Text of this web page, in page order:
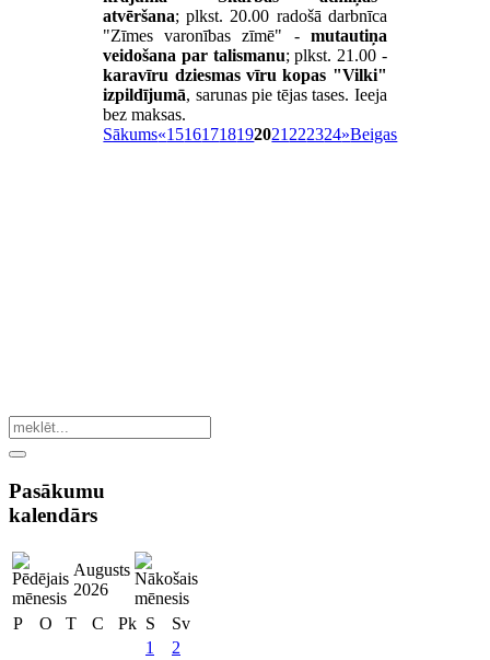
atvēršana; plkst. 20.00 radošā darbnīca
"Zīmes varonības zīmē" - mutautiņa
veidošana par talismanu; plkst. 21.00 -
karavīru dziesmas vīru kopas "Vilki"
izpildījumā, sarunas pie tējas tases. Ieeja
bez maksas.
Sākums«15161718192021 222324»Beigas
Pasākumu
kalendārs
Augusts
2026
P
O T C Pk S
Sv
1
2